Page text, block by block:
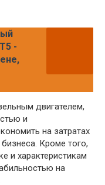
-
двигателем,
и
на затратах
Кроме того,
и характеристикам
на